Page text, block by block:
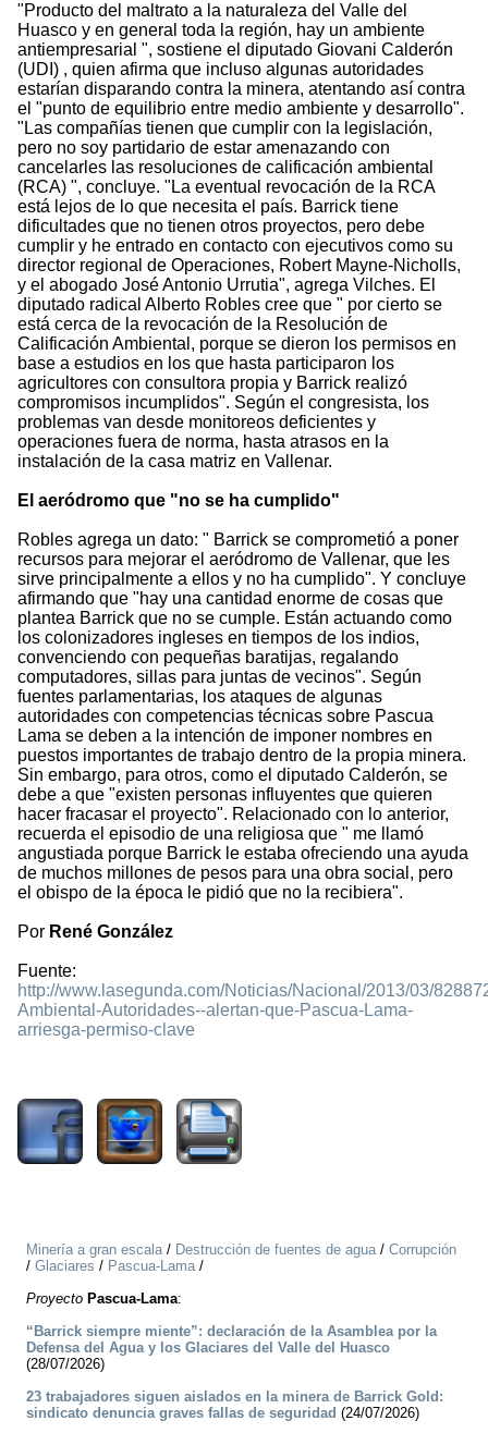
"Producto del maltrato a la naturaleza del Valle del
Huasco y en general toda la región, hay un ambiente
antiempresarial ", sostiene el diputado Giovani Calderón
(UDI) , quien afirma que incluso algunas autoridades
estarían disparando contra la minera, atentando así contra
el "punto de equilibrio entre medio ambiente y desarrollo".
"Las compañías tienen que cumplir con la legislación,
pero no soy partidario de estar amenazando con
cancelarles las resoluciones de calificación ambiental
(RCA) ", concluye. "La eventual revocación de la RCA
está lejos de lo que necesita el país. Barrick tiene
dificultades que no tienen otros proyectos, pero debe
cumplir y he entrado en contacto con ejecutivos como su
director regional de Operaciones, Robert Mayne-Nicholls,
y el abogado José Antonio Urrutia", agrega Vilches. El
diputado radical Alberto Robles cree que " por cierto se
está cerca de la revocación de la Resolución de
Calificación Ambiental, porque se dieron los permisos en
base a estudios en los que hasta participaron los
agricultores con consultora propia y Barrick realizó
compromisos incumplidos". Según el congresista, los
problemas van desde monitoreos deficientes y
operaciones fuera de norma, hasta atrasos en la
instalación de la casa matriz en Vallenar.
El aeródromo que "no se ha cumplido"
Robles agrega un dato: " Barrick se comprometió a poner
recursos para mejorar el aeródromo de Vallenar, que les
sirve principalmente a ellos y no ha cumplido". Y concluye
afirmando que "hay una cantidad enorme de cosas que
plantea Barrick que no se cumple. Están actuando como
los colonizadores ingleses en tiempos de los indios,
convenciendo con pequeñas baratijas, regalando
computadores, sillas para juntas de vecinos". Según
fuentes parlamentarias, los ataques de algunas
autoridades con competencias técnicas sobre Pascua
Lama se deben a la intención de imponer nombres en
puestos importantes de trabajo dentro de la propia minera.
Sin embargo, para otros, como el diputado Calderón, se
debe a que "existen personas influyentes que quieren
hacer fracasar el proyecto". Relacionado con lo anterior,
recuerda el episodio de una religiosa que " me llamó
angustiada porque Barrick le estaba ofreciendo una ayuda
de muchos millones de pesos para una obra social, pero
el obispo de la época le pidió que no la recibiera".
Por René González
Fuente:
http://www.lasegunda.com/Noticias/Nacional/2013/03/
Ambiental-Autoridades--alertan-que-Pascua-Lama-
arriesga-permiso-clave
Minería a gran escala/ Destrucción de fuentes de agua/ Corrupción
/ Glaciares / Pascua-Lama/
Proyecto Pascua-Lama:
“Barrick siempre miente”: declaración de la Asamblea por la
Defensa del Agua y los Glaciares del Valle del Huasco
(28/07/2026)
23 trabajadores siguen aislados en la minera de Barrick Gold:
sindicato denuncia graves fallas de seguridad (24/07/2026)